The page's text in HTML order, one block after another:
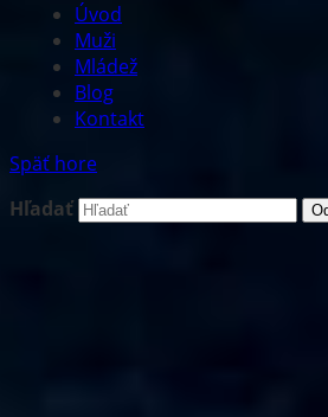
Úvod
Muži
Mládež
Blog
Kontakt
Späť hore
Hľadať